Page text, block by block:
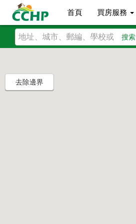
首頁 買房服務
搜索
去除邊界